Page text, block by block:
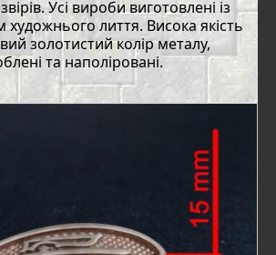
Усі вироби виготовлені із
художнього лиття. Висока якість
золотистий колір металу,
та наполіровані.